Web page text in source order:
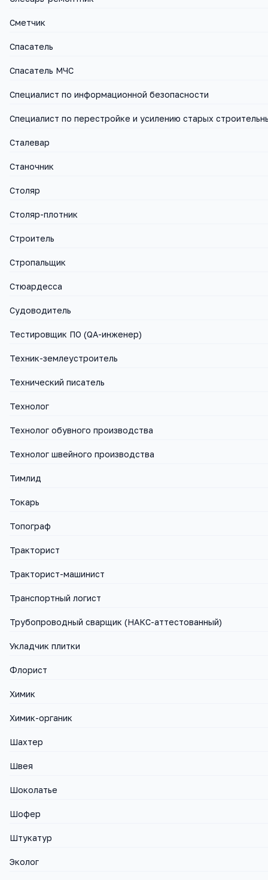
Сметчик
Спасатель
Спасатель МЧС
Специалист по информационной безопасности
Специалист по перестройке и усилению старых
Сталевар
Станочник
Столяр
Столяр-плотник
Строитель
Стропальщик
Стюардесса
Судоводитель
Тестировщик ПО (QA-инженер)
Техник-землеустроитель
Технический писатель
Технолог
Технолог обувного производства
Технолог швейного производства
Тимлид
Токарь
Топограф
Тракторист
Тракторист-машинист
Транспортный логист
Трубопроводный сварщик (НАКС-аттестованный)
Укладчик плитки
Флорист
Химик
Химик-органик
Шахтер
Швея
Шоколатье
Шофер
Штукатур
Эколог